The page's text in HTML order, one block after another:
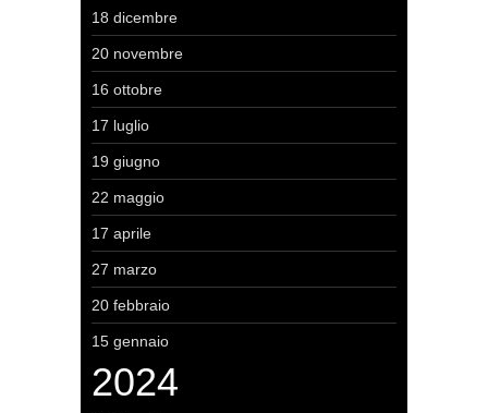
18 dicembre
20 novembre
16 ottobre
17 luglio
19 giugno
22 maggio
17 aprile
27 marzo
20 febbraio
15 gennaio
2024